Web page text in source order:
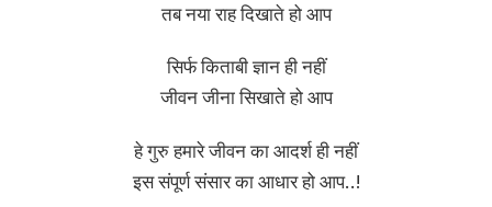
तब नया राह दिखाते हो आप
सिर्फ किताबी ज्ञान ही नहीं
जीवन जीना सिखाते हो आप
हे गुरु हमारे जीवन का आदर्श ही नहीं
इस संपूर्ण संसार का आधार हो आप..!